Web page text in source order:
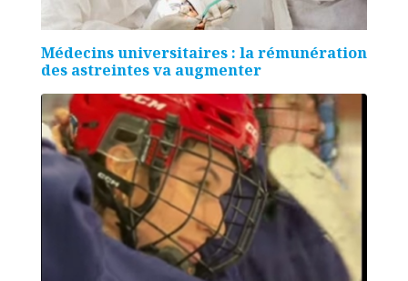
Médecins universitaires : la rémunération
des astreintes va augmenter